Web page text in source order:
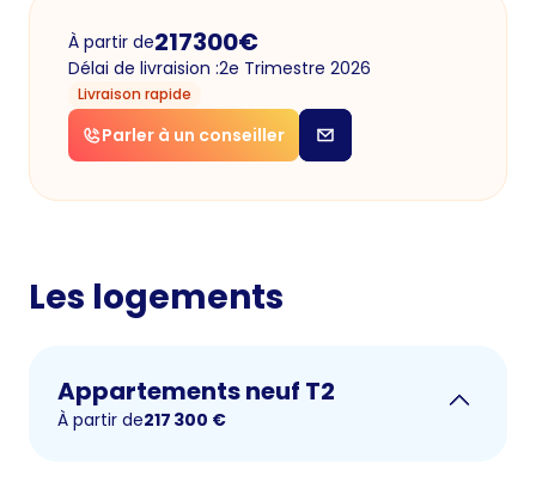
À partir de217300€
Délai de livraision :2e Trimestre 2026
Livraison rapide
Parler à un conseiller
Les logements
Appartements neuf T2
À partir de217 300 €